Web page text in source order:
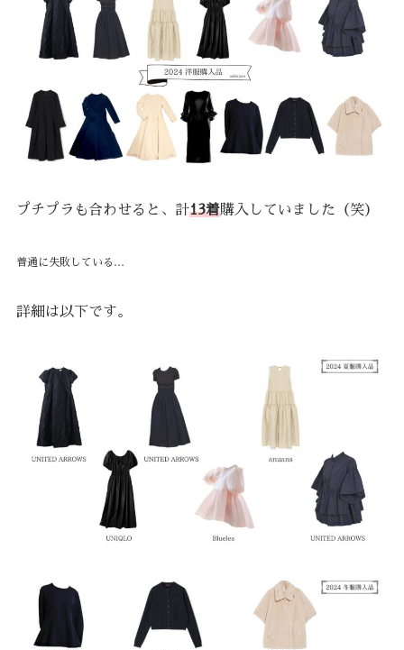
プチプラも合わせると、計13着購入していました（笑）
普通に失敗している…
詳細は以下です。